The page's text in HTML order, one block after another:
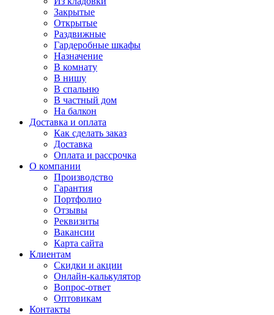
Закрытые
Открытые
Раздвижные
Гардеробные шкафы
Назначение
В комнату
В нишу
В спальню
В частный дом
На балкон
Доставка и оплата
Как сделать заказ
Доставка
Оплата и рассрочка
О компании
Производство
Гарантия
Портфолио
Отзывы
Реквизиты
Вакансии
Карта сайта
Клиентам
Скидки и акции
Онлайн-калькулятор
Вопрос-ответ
Оптовикам
Контакты